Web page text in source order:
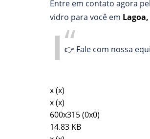
Entre em contato agora
vidro para você em
👉 Fale com nossa
x(x)
x(x)
600x315(0x0)
14.83 KB